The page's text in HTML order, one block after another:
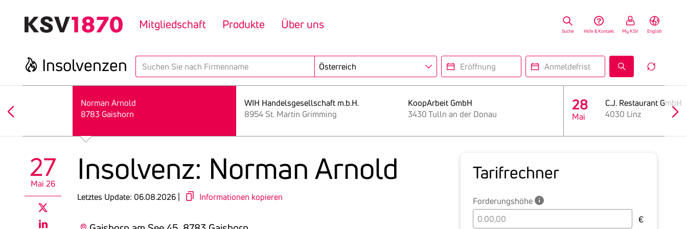
Mitgliedschaft Produkte Über uns
Suche Hilfe & Kontakt My KSV English
Insol­venzen search Region Eröffnung Anmeldefrist
Search
Norman Arnold
8783 Gaishorn
WIH Handelsgesellschaft m.b.H.
8954 St. Martin Grimming
KoopArbeit GmbH
3430 Tulln an der Donau
28
Mai
C.J. Restaurant GmbH
4030 Linz
27
Mai 26 Insol­venz: Norman Arnold
Letztes Update: 06.08.2026 | Informationen kopieren
Tarif­rechner
Forderungshöhe
€